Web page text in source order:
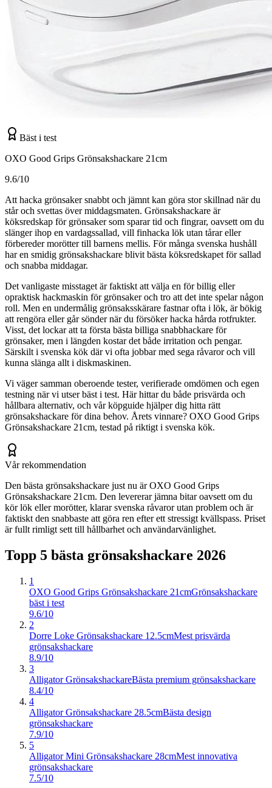
Bäst i test
OXO Good Grips Grönsakshackare 21cm
9.6/10
Att hacka grönsaker snabbt och jämnt kan göra stor skillnad när du
står och svettas över middagsmaten. Grönsakshackare är
köksredskap för grönsaker som sparar tid och fingrar, oavsett om du
slänger ihop en vardagssallad, vill finhacka lök utan tårar eller
förbereder morötter till barnens mellis. För många svenska hushåll
har en smidig grönsakshackare blivit bästa köksredskapet för sallad
och snabba middagar.
Det vanligaste misstaget är faktiskt att välja en för billig eller
opraktisk hackmaskin för grönsaker och tro att det inte spelar någon
roll. Men en undermålig grönsaksskärare fastnar ofta i lök, är bökig
att rengöra eller går sönder när du försöker hacka hårda rotfrukter.
Visst, det lockar att ta första bästa billiga snabbhackare för
grönsaker, men i längden kostar det både irritation och pengar.
Särskilt i svenska kök där vi ofta jobbar med sega råvaror och vill
kunna slänga allt i diskmaskinen.
Vi väger samman oberoende tester, verifierade omdömen och egen
testning när vi utser bäst i test. Här hittar du både prisvärda och
hållbara alternativ, och vår köpguide hjälper dig hitta rätt
grönsakshackare för dina behov. Årets vinnare? OXO Good Grips
Grönsakshackare 21cm, testad på riktigt i svenska kök.
Vår rekommendation
Den bästa grönsakshackare just nu är OXO Good Grips
Grönsakshackare 21cm. Den levererar jämna bitar oavsett om du
kör lök eller morötter, klarar svenska råvaror utan problem och är
faktiskt den snabbaste att göra ren efter ett stressigt kvällspass. Priset
är fullt rimligt sett till hållbarhet och användarvänlighet.
Topp 5 bästa grönsakshackare 2026
1
OXO Good Grips Grönsakshackare 21cmGrönsakshackare
bäst i test
9.6/10
2
Dorre Loke Grönsakshackare 12.5cmMest prisvärda
grönsakshackare
8.9/10
3
Alligator GrönsakshackareBästa premium grönsakshackare
8.4/10
4
Alligator Grönsakshackare 28.5cmBästa design
grönsakshackare
7.9/10
5
Alligator Mini Grönsakshackare 28cmMest innovativa
grönsakshackare
7.5/10